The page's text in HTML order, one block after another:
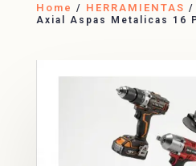
Home / HERRAMIENTAS /
Axial Aspas Metalicas 16